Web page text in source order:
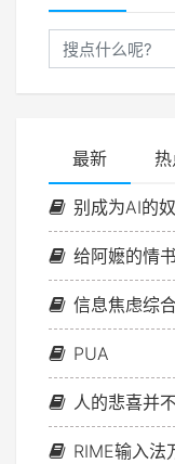
最新 热
别成为AI的
给阿嬷的情书
信息焦虑综
PUA
人的悲喜并
RIME输入法万